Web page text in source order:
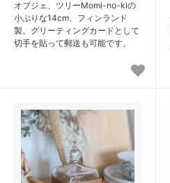
オブジェ、ツリーMomi-no-kiの
小ぶりな14cm、フィンランド
製。グリーティングカードとして
切手を貼って郵送も可能です。